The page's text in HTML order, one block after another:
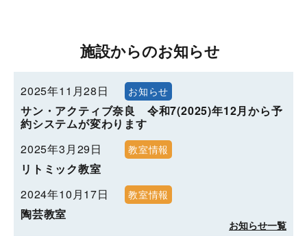
施設からのお知らせ
2025年11月28日 お知らせ
サン・アクティブ奈良 令和7(2025)年12月から予
約システムが変わります
2025年3月29日
教室情報
リトミック教室
2024年10月17日
教室情報
陶芸教室
お知らせ一覧